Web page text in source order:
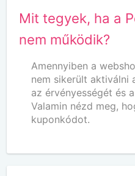
Mit tegyek, ha a
nem működik?
Amennyiben a
nem sikerült aktiválni
az érvényességét és
Valamin nézd meg,
kuponkódot.